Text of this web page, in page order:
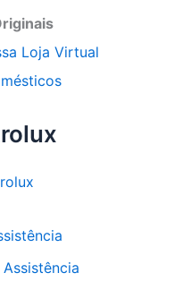
Loja Virtual